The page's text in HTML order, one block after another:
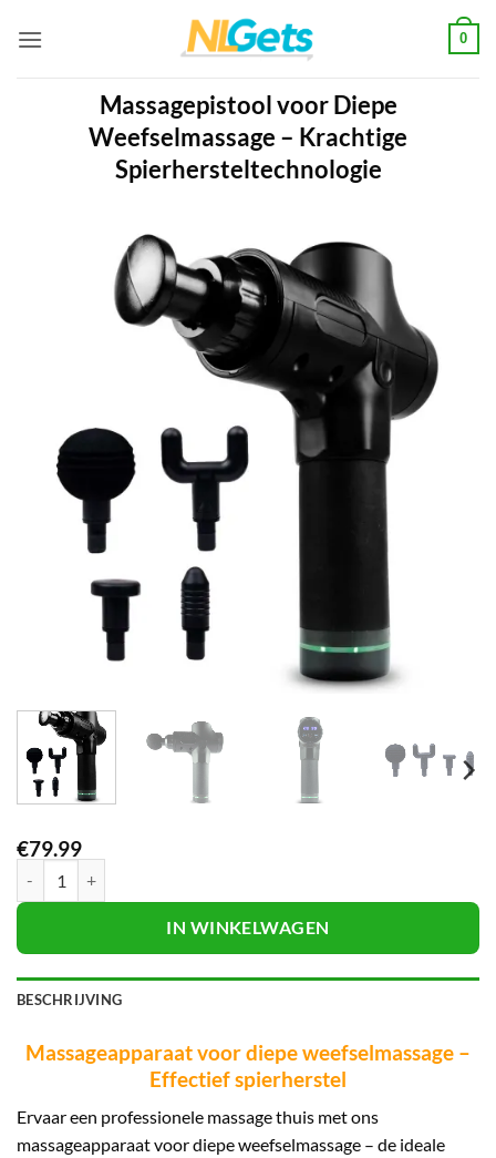
naar
0
Massagepistool voor Diepe
Weefselmassage – Krachtige
Spierhersteltechnologie
€79.99
IN WINKELWAGEN
BESCHRIJVING
Massageapparaat voor diepe weefselmassage –
Effectief spierherstel
Ervaar een professionele massage thuis met ons
massageapparaat voor diepe weefselmassage – de ideale